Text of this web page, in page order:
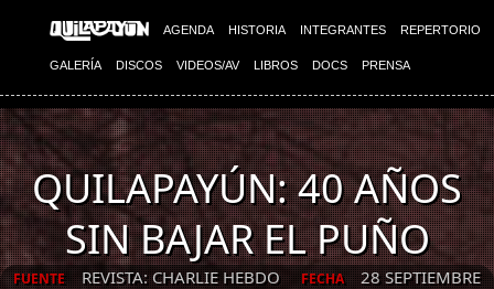
AGENDA HISTORIA INTEGRANTES REPERTORIO
GALERÍA DISCOS VIDEOS/AV LIBROS DOCS PRENSA
QUILAPAYÚN: 40 AÑOS
SIN BAJAR EL PUÑO
FUENTE REVISTA: CHARLIE HEBDO FECHA
28 SEPTIEMBRE